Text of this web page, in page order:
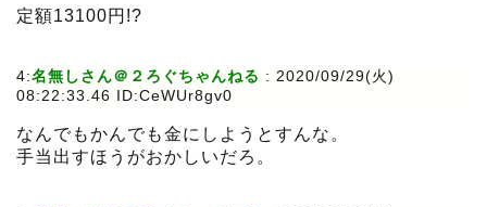
定額13100円!?
4:名無しさん＠２ろぐちゃんねる : 2020/09/29(火)
08:22:33.46 ID:CeWUr8gv0
なんでもかんでも金にしようとすんな。
手当出すほうがおかしいだろ。